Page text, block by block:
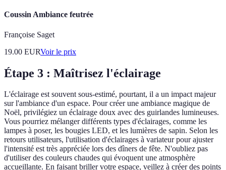
Coussin Ambiance feutrée
Françoise Saget
19.00 EURVoir le prix
Étape 3 : Maîtrisez l'éclairage
L'éclairage est souvent sous-estimé, pourtant, il a un impact majeur
sur l'ambiance d'un espace. Pour créer une ambiance magique de
Noël, privilégiez un éclairage doux avec des guirlandes lumineuses.
Vous pourriez mélanger différents types d'éclairages, comme les
lampes à poser, les bougies LED, et les lumières de sapin. Selon les
retours utilisateurs, l'utilisation d'éclairages à variateur pour ajuster
l'intensité est très appréciée lors des dîners de fête. N'oubliez pas
d'utiliser des couleurs chaudes qui évoquent une atmosphère
accueillante. En faisant briller votre espace, veillez à créer des points